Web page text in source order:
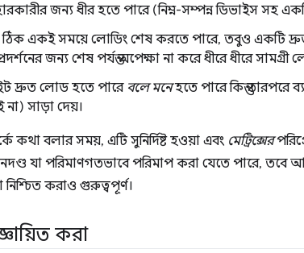
জন্য ধীর হতে পারে (নিম্ন-সম্পন্ন ডিভাইস সহ
ঠিক একই সময়ে লোডিং শেষ করতে পারে, তবুও একটি
জন্য শেষ পর্যন্ত অপেক্ষা না করে ধীরে ধীরে
দ্রুত লোড হতে পারে বলে মনেহতে পারে কিন্তু তারপরে
না) সাড়া দেয়।
কথা বলার সময়, এটি সুনির্দিষ্ট হওয়া এবং মেট্রিক্সের
যা পরিমাণগতভাবে পরিমাপ করা যেতে পারে, তবে
নিশ্চিত করাও গুরুত্বপূর্ণ।
করা